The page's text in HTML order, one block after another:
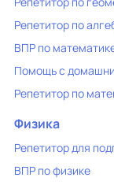
Репетитор по
ВПР по
Помощь с
Репетитор по
Физика
Репетитор для
ВПР по физике